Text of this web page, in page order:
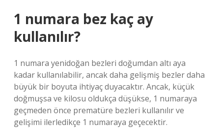
1 numara bez kaç ay
kullanılır?
1 numara yenidoğan bezleri doğumdan altı aya
kadar kullanılabilir, ancak daha gelişmiş bezler daha
büyük bir boyuta ihtiyaç duyacaktır. Ancak, küçük
doğmuşsa ve kilosu oldukça düşükse, 1 numaraya
geçmeden önce prematüre bezleri kullanılır ve
gelişimi ilerledikçe 1 numaraya geçecektir.